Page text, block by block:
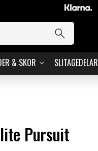
& SKOR SLITAGEDELAR
Pursuit